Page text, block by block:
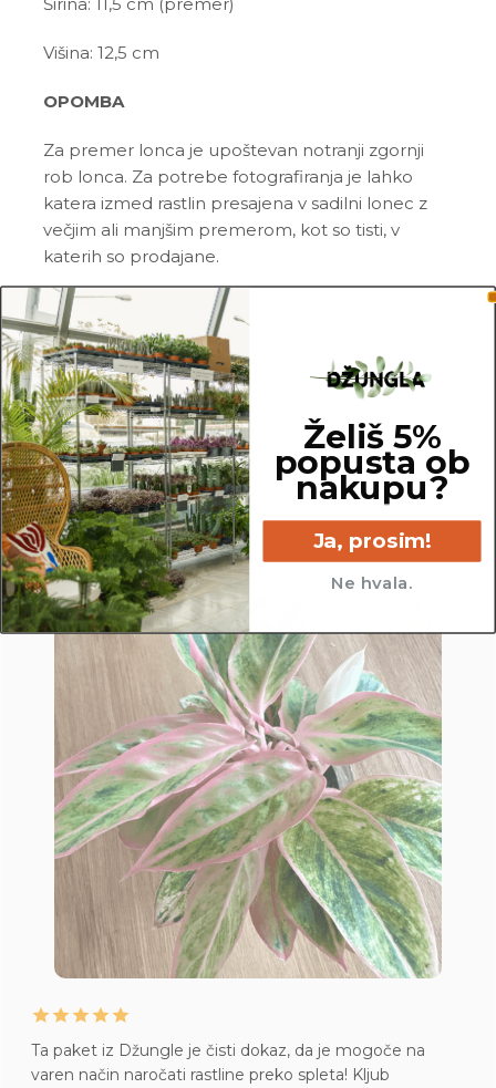
Višina: 12,5 cm
OPOMBA
Za premer lonca je upoštevan notranji zgornji
rob lonca. Za potrebe fotografiranja je lahko
katera izmed rastlin presajena v sadilni lonec z
večjim ali manjšim premerom, kot so tisti, v
katerih so prodajane.
11.5 cm
Ta paket iz Džungle je čisti dokaz, da je mogoče na
varen način naročati rastline preko spleta! Kljub
Želiš 5%
popusta ob
nakupu?
Ja, prosim!
Ne hvala.